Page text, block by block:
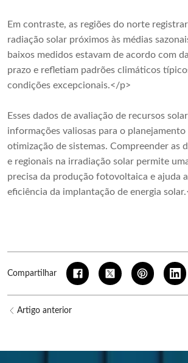
Em contraste, as regiões do norte
radiação solar próximos às médias
baixos medidos estavam de acordo com
prazo e refletiam padrões climáticos
condições excepcionais.</p>
Esses dados de avaliação de recursos
informações valiosas para o planejamento
otimização de sistemas. Compreender as
e regionais na irradiação solar permite
precisa da produção fotovoltaica e ajuda
eficiência da implantação de energia
Compartilhar
Artigo anterior